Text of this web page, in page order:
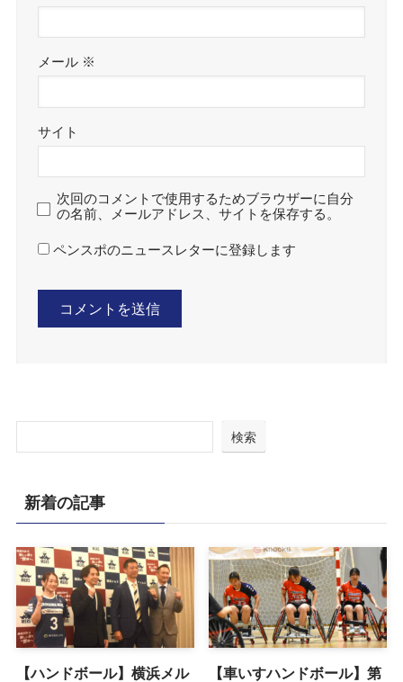
メール ※
サイト
次回のコメントで使用するためブラウザーに自分
の名前、メールアドレス、サイトを保存する。
ペンスポのニュースレターに登録します
検索
新着の記事
【ハンドボール】横浜メル
【車いすハンドボール】第